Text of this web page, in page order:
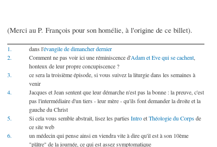
(Merci au P. François pour son homélie, à l'origine de ce billet).
1. dans l'évangile de dimancher dernier
2.
Comment ne pas voir ici une réminiscence d'Adam et Eve qui se cachent,
honteux de leur propre concupiscence ?
3.
ce sera la troisième épisode, si vous suivez la liturgie dans les semaines à
venir
4.
Jacques et Jean sentent que leur démarche n'est pas la bonne : la preuve, c'est
pas l'intermédiaire d'un tiers - leur mère - qu'ils font demander la droite et la
gauche du Christ
5.
Si cela vous semble abstrait, lisez les partiesIntroetThéologie du Corpsde
ce site web
6.
un médecin qui pense ainsi en viendra vite à dire qu'il est à son 10ème
"plâtre" de la journée, ce qui est assez symptomatique